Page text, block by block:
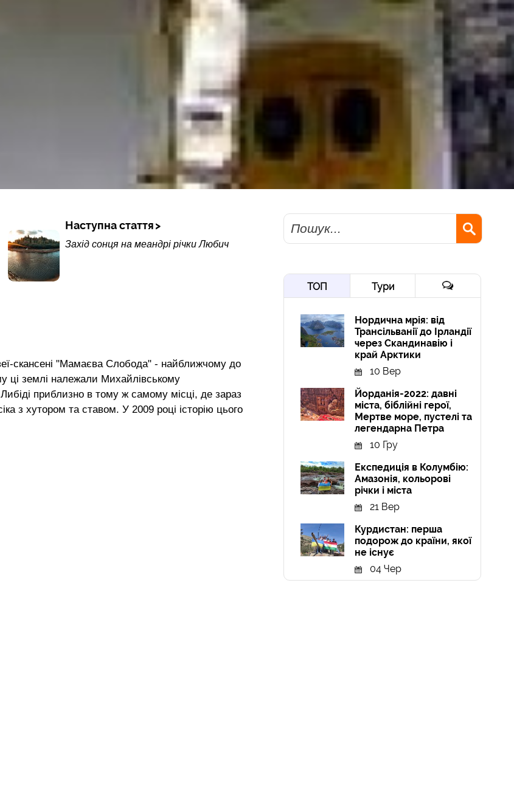
Наступна стаття
Захід сонця на меандрі річки Любич
скансені "Мамаєва Слобода" - найближчому до
ці землі належали Михайлівському
приблизно в тому ж самому місці, де зараз
з хутором та ставом. У 2009 році історію цього
Пошук
ТОП Тури
Нордична мрія: від
Трансільванії до Ірландії
через Скандинавію і
край Арктики
10 Вер
Йорданія-2022: давні
міста, біблійні герої,
Мертве море, пустелі та
легендарна Петра
10 Гру
Експедиція в Колумбію:
Амазонія, кольорові
річки і міста
21 Вер
Курдистан: перша
подорож до країни, якої
не існує
04 Чер